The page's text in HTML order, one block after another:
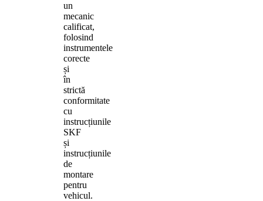
un
mecanic
calificat,
folosind
instrumentele
corecte
și
în
strictă
conformitate
cu
instrucțiunile
SKF
și
instrucțiunile
de
montare
pentru
vehicul.